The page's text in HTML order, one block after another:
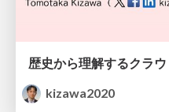
歴史から理解するクラ
kizawa2020